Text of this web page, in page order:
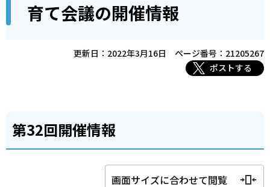
頭
育て会議の開催情報
更新日：2022年3月16日
ページ番号：21205267
ポストする
第32回開催情報
画面サイズに合わせて閲覧